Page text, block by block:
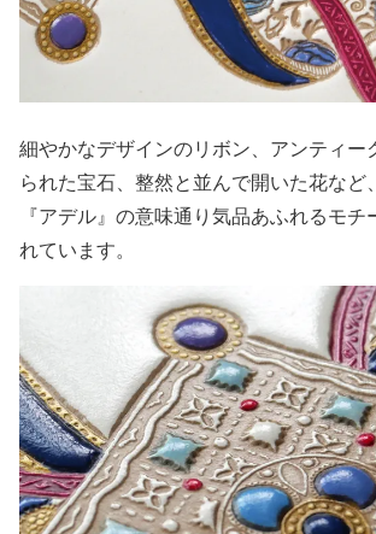
細やかなデザインのリボン、アンティー
られた宝石、整然と並んで開いた花など、
『アデル』の意味通り気品あふれるモチ
れています。